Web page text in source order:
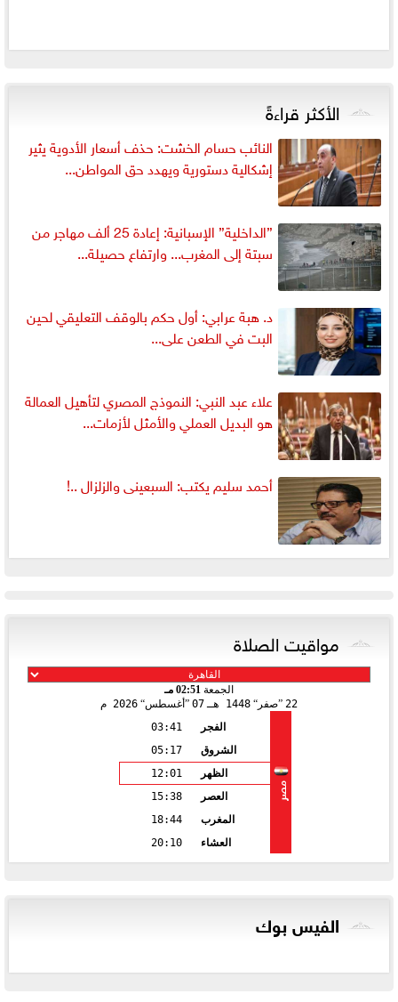
الأكثر قراءةً
النائب حسام الخشت: حذف أسعار الأدوية يثير
إشكالية دستورية ويهدد حق المواطن...
”الداخلية” الإسبانية: إعادة 25 ألف مهاجر من
سبتة إلى المغرب... وارتفاع حصيلة...
د. هبة عرابي: أول حكم بالوقف التعليقي لحين
البت في الطعن على...
علاء عبد النبي: النموذج المصري لتأهيل العمالة
هو البديل العملي والأمثل لأزمات...
أحمد سليم يكتب: السبعينى والزلزال ..!
مواقيت الصلاة
الجمعة 02:51 مـ
22 صفر 1448 هـ 07 أغسطس 2026 م
مصر
الفجر
03:41
الشروق
05:17
الظهر
12:01
العصر
15:38
المغرب
18:44
العشاء
20:10
الفيس بوك